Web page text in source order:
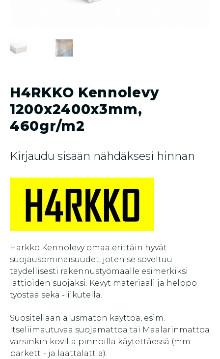
H4RKKO Kennolevy
1200x2400x3mm,
460gr/m2
Kirjaudu sisään nähdäksesi hinnan
Harkko Kennolevy omaa erittäin hyvät
suojausominaisuudet, joten se soveltuu
täydellisesti rakennustyömaalle esimerkiksi
lattioiden suojaksi. Kevyt materiaali ja helppo
työstää sekä -liikutella.
Suositellaan alusmaton käyttöä, esim.
Itseliimautuvaa suojamattoa tai Maalarinmattoa
varsinkin kovilla pinnoilla käytettäessä (mm.
parketti- ja laattalattia).